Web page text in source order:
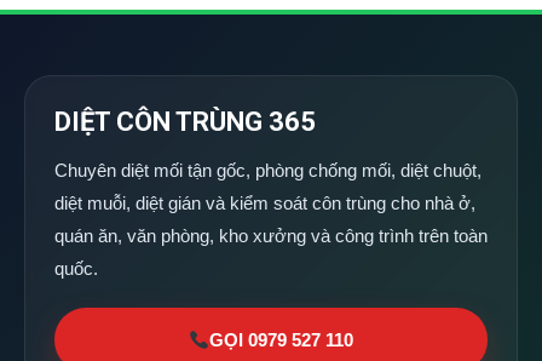
DIỆT CÔN TRÙNG 365
Chuyên diệt mối tận gốc, phòng chống mối, diệt chuột,
diệt muỗi, diệt gián và kiểm soát côn trùng cho nhà ở,
quán ăn, văn phòng, kho xưởng và công trình trên toàn
quốc.
GỌI 0979 527 110